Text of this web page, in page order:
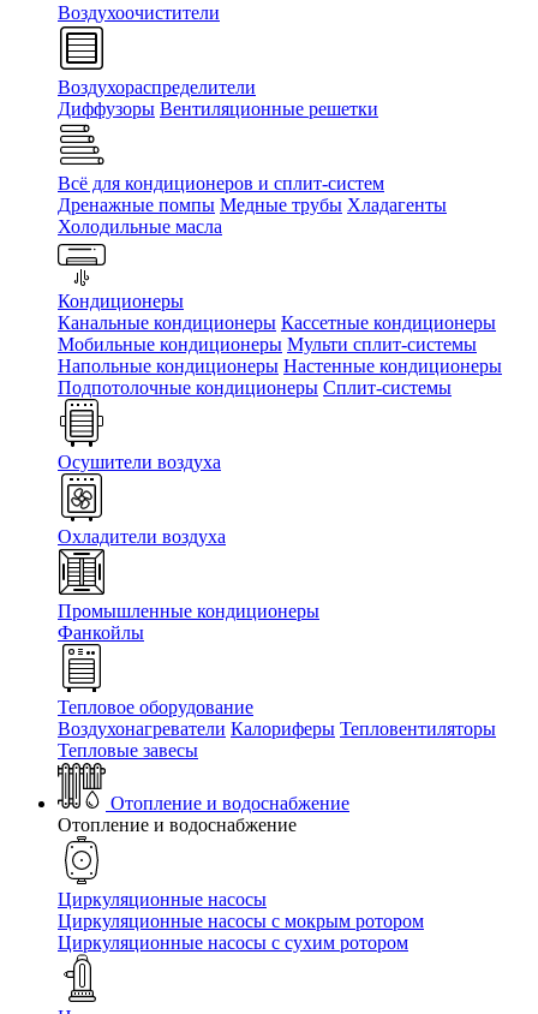
Воздухоочистители
Воздухораспределители
Диффузоры Вентиляционные решетки
Всё для кондиционеров и сплит-систем
Дренажные помпы Медные трубы Хладагенты
Холодильные масла
Кондиционеры
Канальные кондиционеры Кассетные кондиционеры
Мобильные кондиционеры Мульти сплит-системы
Напольные кондиционеры Настенные кондиционеры
Подпотолочные кондиционеры Сплит-системы
Осушители воздуха
Охладители воздуха
Промышленные кондиционеры
Фанкойлы
Тепловое оборудование
Воздухонагреватели Калориферы Тепловентиляторы
Тепловые завесы
Отопление и водоснабжение
Отопление и водоснабжение
Циркуляционные насосы
Циркуляционные насосы с мокрым ротором
Циркуляционные насосы с сухим ротором